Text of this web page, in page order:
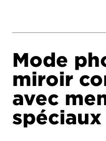
Mode
miroir
avec
spéciaux